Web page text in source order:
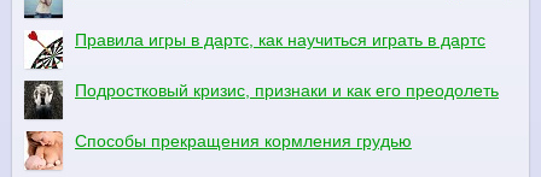
Правила игры в дартс, как научиться играть в дартс
Подростковый кризис, признаки и как его преодолеть
Способы прекращения кормления грудью